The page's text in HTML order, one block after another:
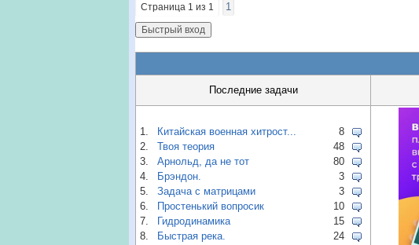
Страница 1 из 1
1
Последние задачи
1. Китайская военная хитрост...
8
2.
Твоя теория
48
3.
Арнольд, да не тот
80
4.
Брэндон.
3
5.
Задача с матрицами
3
6.
Простенький вопросик
10
7.
Гидродинамика
15
8.
Быстрая река. 24